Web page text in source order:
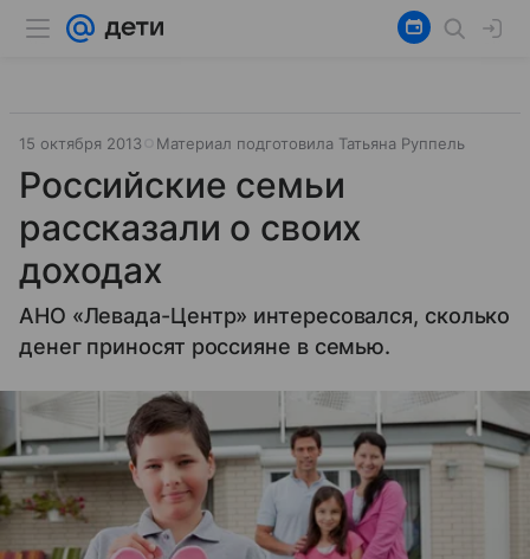
15 октября 2013 Материал подготовила Татьяна Руппель
Российские семьи
рассказали о своих
доходах
АНО «Левада-Центр» интересовался, сколько
денег приносят россияне в семью.